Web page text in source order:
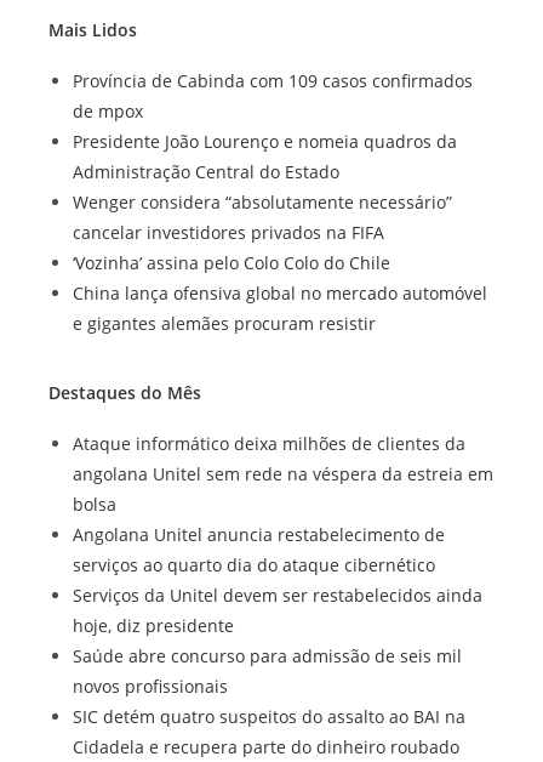
Mais Lidos
Província de Cabinda com 109 casos confirmados
de mpox
Presidente João Lourenço e nomeia quadros da
Administração Central do Estado
Wenger considera “absolutamente necessário”
cancelar investidores privados na FIFA
‘Vozinha’ assina pelo Colo Colo do Chile
China lança ofensiva global no mercado automóvel
e gigantes alemães procuram resistir
Destaques do Mês
Ataque informático deixa milhões de clientes da
angolana Unitel sem rede na véspera da estreia em
bolsa
Angolana Unitel anuncia restabelecimento de
serviços ao quarto dia do ataque cibernético
Serviços da Unitel devem ser restabelecidos ainda
hoje, diz presidente
Saúde abre concurso para admissão de seis mil
novos profissionais
SIC detém quatro suspeitos do assalto ao BAI na
Cidadela e recupera parte do dinheiro roubado